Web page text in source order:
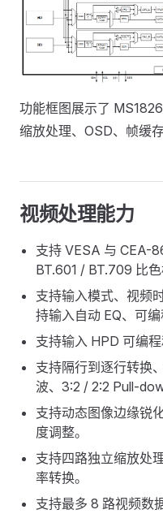
功能框图展示了
缩放处理、OSD、帧缓
视频处理能力
支持 VESA 与 CEA-
BT.601 / BT.709 比色
支持输入模式、视频
持输入自动 EQ、可编
支持输入 HPD 可编
支持隔行到逐行转换
波、3:2 / 2:2 Pull-
支持动态图像边缘锐
度调整。
支持四路独立缩放处
率转换。
支持最多 8 路视频数